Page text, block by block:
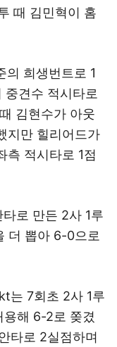
때 김민혁이 홈
의 희생번트로 1
견수 적시타로
김현수가 아웃
지만 힐리어드가
측 적시타로 1점
로 만든 2사 1루
더 뽑아 6-0으로
는 7회초 2사 1루
용해 6-2로 쫒겼
타로 2실점하며